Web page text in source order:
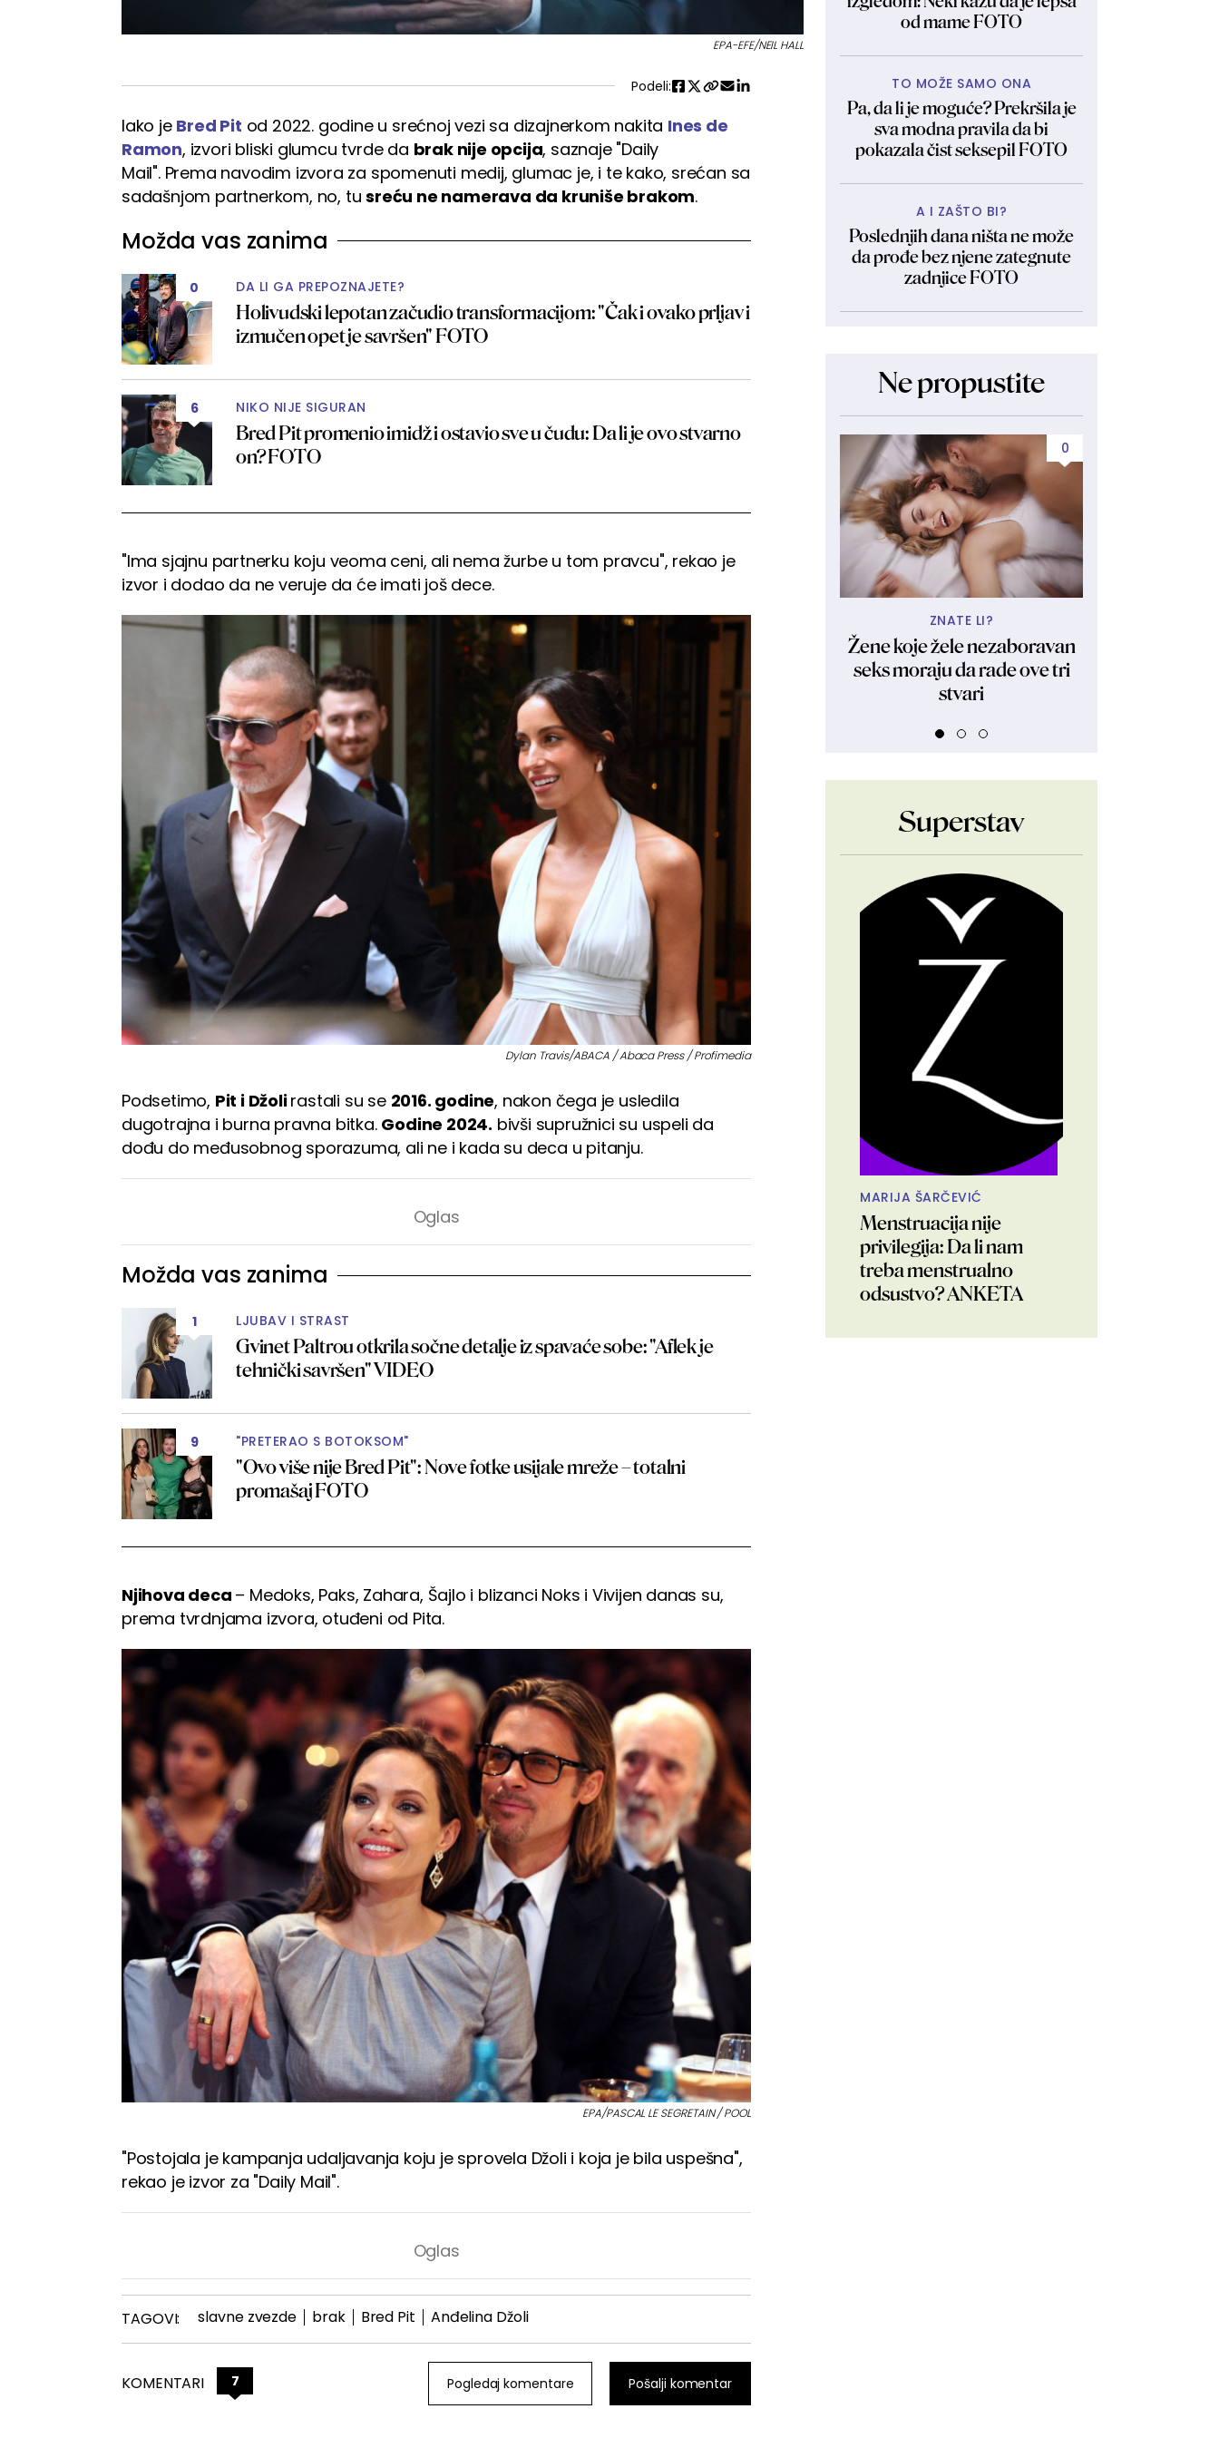
EPA-EFE/NEIL HALL
Podeli:
Iako je Bred Pit od 2022. godine u srećnoj vezi sa dizajnerkom nakita Ines de
Ramon, izvori bliski glumcu tvrde da brak nije opcija, saznaje "Daily
Mail". Prema navodim izvora za spomenuti medij, glumac je, i te kako, srećan sa
sadašnjom partnerkom, no, tusreću ne namerava da kruniše brakom.
Možda vas zanima
0 DA LI GA PREPOZNAJETE?
Holivudski lepotan začudio transformacijom: "Čak i ovako prljav i
izmučen opet je savršen" FOTO
6 NIKO NIJE SIGURAN
Bred Pit promenio imidž i ostavio sve u čudu: Da li je ovo stvarno
on? FOTO
"Ima sjajnu partnerku koju veoma ceni, ali nema žurbe u tom pravcu", rekao je
izvor i dodao da ne veruje da će imati još dece.
Dylan Travis/ABACA / Abaca Press / Profimedia
Podsetimo, Pit i Džolirastali su se 2016. godine, nakon čega je usledila
dugotrajna i burna pravna bitka. Godine 2024. bivši supružnici su uspeli da
dođu do međusobnog sporazuma, ali ne i kada su deca u pitanju.
Možda vas zanima
1 LJUBAV I STRAST
Gvinet Paltrou otkrila sočne detalje iz spavaće sobe: "Aflek je
tehnički savršen" VIDEO
9 "PRETERAO S BOTOKSOM"
"Ovo više nije Bred Pit": Nove fotke usijale mreže – totalni
promašaj FOTO
Njihova deca – Medoks, Paks, Zahara, Šajlo i blizanci Noks i Vivijen danas su,
prema tvrdnjama izvora, otuđeni od Pita.
EPA/PASCAL LE SEGRETAIN / POOL
"Postojala je kampanja udaljavanja koju je sprovela Džoli i koja je bila uspešna",
rekao je izvor za "Daily Mail".
TAGOVI: slavne zvezde brak Bred Pit Anđelina Džoli
KOMENTARI 7 Pogledaj komentare Pošalji komentar
od mame FOTO
TO MOŽE SAMO ONA
Pa, da li je moguće? Prekršila je
sva modna pravila da bi
pokazala čist seksepil FOTO
A I ZAŠTO BI?
Poslednjih dana ništa ne može
da prođe bez njene zategnute
zadnjice FOTO
Ne propustite
0
ZNATE LI?
Žene koje žele nezaboravan
seks moraju da rade ove tri
stvari
Superstav
MARIJA ŠARČEVIĆ
Menstruacija nije
privilegija: Da li nam
treba menstrualno
odsustvo? ANKETA